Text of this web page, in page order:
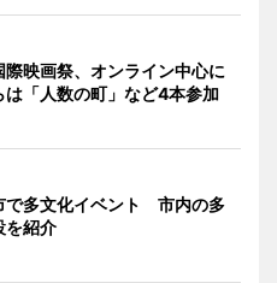
映画祭、オンライン中心に
「人数の町」など4本参加
で多文化イベント 市内の多
を紹介